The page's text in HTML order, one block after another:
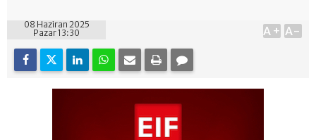
08 Haziran 2025
Pazar 13:30
A+ A-